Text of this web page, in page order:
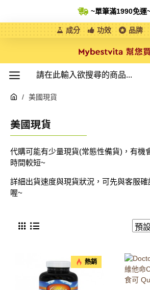
~單筆滿1990免運
成分 功效 品牌
美國現貨
美國現貨
代購可能有少量現貨(常態性備貨)，有機
時間較短~
詳細出貨速度與現貨狀況，可先與客服
喔~
熱銷